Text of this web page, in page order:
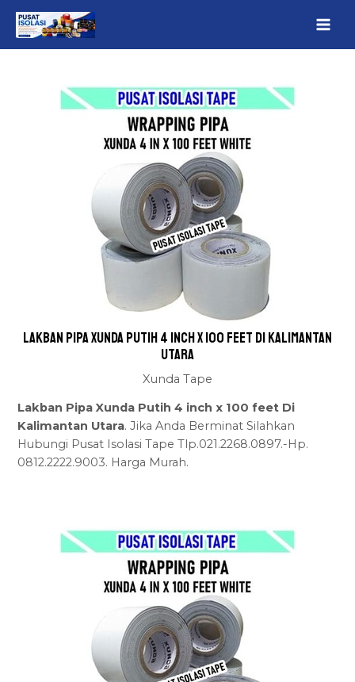
Lakban Pipa Xunda Putih 4 inch x 100 feet Di Kalimantan
Utara
Xunda Tape
Lakban Pipa Xunda Putih 4 inch x 100 feet Di
Kalimantan Utara. Jika Anda Berminat Silahkan
Hubungi Pusat Isolasi Tape Tlp.021.2268.0897.-Hp.
0812.2222.9003. Harga Murah.
navigation